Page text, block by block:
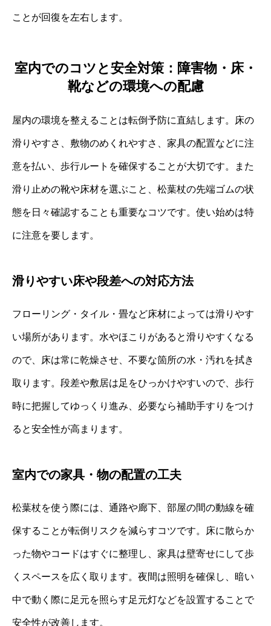
ことが回復を左右します。
室内でのコツと安全対策：障害物・床・
靴などの環境への配慮
屋内の環境を整えることは転倒予防に直結します。床の
滑りやすさ、敷物のめくれやすさ、家具の配置などに注
意を払い、歩行ルートを確保することが大切です。また
滑り止めの靴や床材を選ぶこと、松葉杖の先端ゴムの状
態を日々確認することも重要なコツです。使い始めは特
に注意を要します。
滑りやすい床や段差への対応方法
フローリング・タイル・畳など床材によっては滑りやす
い場所があります。水やほこりがあると滑りやすくなる
ので、床は常に乾燥させ、不要な箇所の水・汚れを拭き
取ります。段差や敷居は足をひっかけやすいので、歩行
時に把握してゆっくり進み、必要なら補助手すりをつけ
ると安全性が高まります。
室内での家具・物の配置の工夫
松葉杖を使う際には、通路や廊下、部屋の間の動線を確
保することが転倒リスクを減らすコツです。床に散らか
った物やコードはすぐに整理し、家具は壁寄せにして歩
くスペースを広く取ります。夜間は照明を確保し、暗い
中で動く際に足元を照らす足元灯などを設置することで
安全性が改善します。